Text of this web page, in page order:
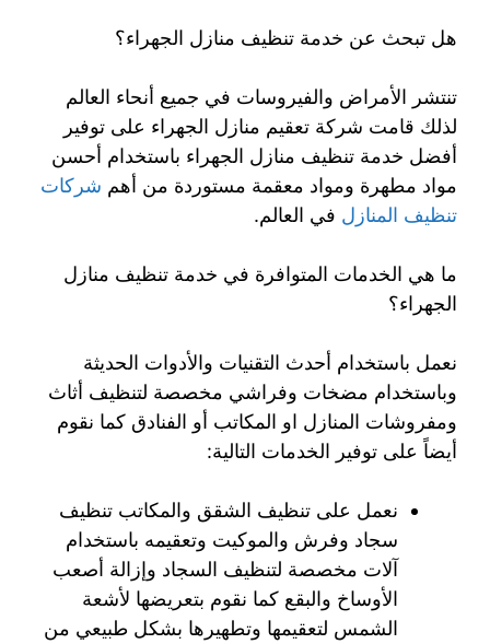
هل تبحث عن خدمة تنظيف منازل الجهراء؟
تنتشر الأمراض والفيروسات في جميع أنحاء العالم
لذلك قامت شركة تعقيم منازل الجهراء على توفير
أفضل خدمة تنظيف منازل الجهراء باستخدام أحسن
مواد مطهرة ومواد معقمة مستوردة من أهم شركات
تنظيف المنازل في العالم.
ما هي الخدمات المتوافرة في خدمة تنظيف منازل
الجهراء؟
نعمل باستخدام أحدث التقنيات والأدوات الحديثة
وباستخدام مضخات وفراشي مخصصة لتنظيف أثاث
ومفروشات المنازل او المكاتب أو الفنادق كما نقوم
أيضاً على توفير الخدمات التالية:
نعمل على تنظيف الشقق والمكاتب تنظيف
سجاد وفرش والموكيت وتعقيمه باستخدام
آلات مخصصة لتنظيف السجاد وإزالة أصعب
الأوساخ والبقع كما نقوم بتعريضها لأشعة
الشمس لتعقيمها وتطهيرها بشكل طبيعي من